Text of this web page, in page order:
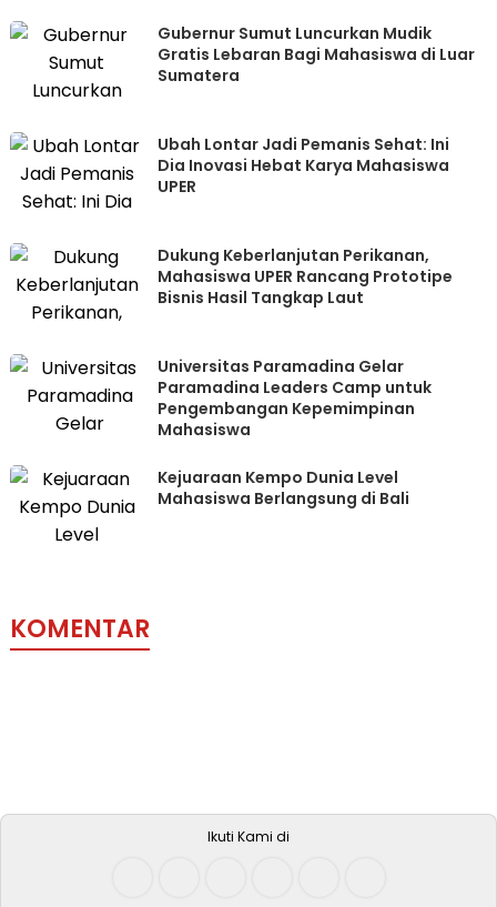
Gubernur Sumut Luncurkan Mudik
Gratis Lebaran Bagi Mahasiswa di Luar
Sumatera
Ubah Lontar Jadi Pemanis Sehat: Ini
Dia Inovasi Hebat Karya Mahasiswa
UPER
Dukung Keberlanjutan Perikanan,
Mahasiswa UPER Rancang Prototipe
Bisnis Hasil Tangkap Laut
Universitas Paramadina Gelar
Paramadina Leaders Camp untuk
Pengembangan Kepemimpinan
Mahasiswa
Kejuaraan Kempo Dunia Level
Mahasiswa Berlangsung di Bali
KOMENTAR
Ikuti Kami di